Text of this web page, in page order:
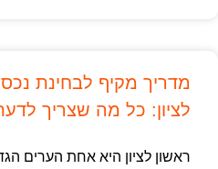
מדריך מקיף לבחינת
לציון: כל מה שצריך
ראשון לציון היא אחת הערים